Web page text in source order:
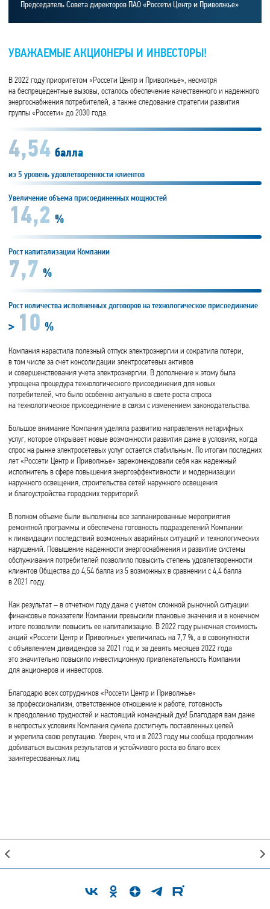
Председатель Совета директоров ПАО «Россети Центр и Приволжье»
УВАЖАЕМЫЕ АКЦИОНЕРЫ И ИНВЕСТОРЫ!
В 2022 году приоритетом «Россети Центр и Приволжье», несмотря
на беспрецедентные вызовы, осталось обеспечение качественного и надежного
энергоснабжения потребителей, а также следование стратегии развития
группы «Россети» до 2030 года.
4,54 балла
из 5 уровень удовлетворенности клиентов
Увеличение объема присоединенных мощностей
14,2 %
Рост капитализации Компании
7,7 %
Рост количества исполненных договоров на технологическое присоединение
> 10 %
Компания нарастила полезный отпуск электроэнергии и сократила потери,
в том числе за счет консолидации электросетевых активов
и совершенствования учета электроэнергии. В дополнение к этому была
упрощена процедура технологического присоединения для новых
потребителей, что было особенно актуально в свете роста спроса
на технологическое присоединение в связи с изменением законодательства.
Большое внимание Компания уделяла развитию направления нетарифных
услуг, которое открывает новые возможности развития даже в условиях, когда
спрос на рынке электросетевых услуг остается стабильным. По итогам последних
лет «Россети Центр и Приволжье» зарекомендовали себя как надежный
исполнитель в сфере повышения энергоэффективности и модернизации
наружного освещения, строительства сетей наружного освещения
и благоустройства городских территорий.
В полном объеме были выполнены все запланированные мероприятия
ремонтной программы и обеспечена готовность подразделений Компании
к ликвидации последствий возможных аварийных ситуаций и технологических
нарушений. Повышение надежности энергоснабжения и развитие системы
обслуживания потребителей позволило повысить степень удовлетворенности
клиентов Общества до 4,54 балла из 5 возможных в сравнении с 4,4 балла
в 2021 году.
Как результат – в отчетном году даже с учетом сложной рыночной ситуации
финансовые показатели Компании превысили плановые значения и в конечном
итоге позволили повысить ее капитализацию. В 2022 году рыночная стоимость
акций «Россети Центр и Приволжье» увеличилась на 7,7 %, а в совокупности
с объявлением дивидендов за 2021 год и за девять месяцев 2022 года
это значительно повысило инвестиционную привлекательность Компании
для акционеров и инвесторов.
Благодарю всех сотрудников «Россети Центр и Приволжье»
за профессионализм, ответственное отношение к работе, готовность
к преодолению трудностей и настоящий командный дух! Благодаря вам даже
в непростых условиях Компания сумела достигнуть поставленных целей
и укрепила свою репутацию. Уверен, что и в 2023 году мы сообща продолжим
добиваться высоких результатов и устойчивого роста во благо всех
заинтересованных лиц.